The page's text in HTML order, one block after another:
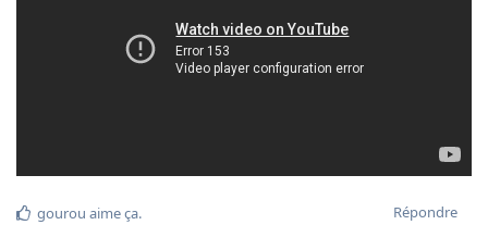
Répondre
gourou aime ça.